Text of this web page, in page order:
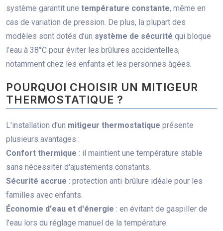
système garantit une température constante, même en
cas de variation de pression. De plus, la plupart des
modèles sont dotés d’un système de sécurité qui bloque
l’eau à 38°C pour éviter les brûlures accidentelles,
notamment chez les enfants et les personnes âgées.
POURQUOI CHOISIR UN MITIGEUR
THERMOSTATIQUE ?
L'installation d'un mitigeur thermostatique présente
plusieurs avantages :
Confort thermique : il maintient une température stable
sans nécessiter d'ajustements constants.
Sécurité accrue : protection anti-brûlure idéale pour les
familles avec enfants.
Économie d'eau et d'énergie : en évitant de gaspiller de
l'eau lors du réglage manuel de la température.